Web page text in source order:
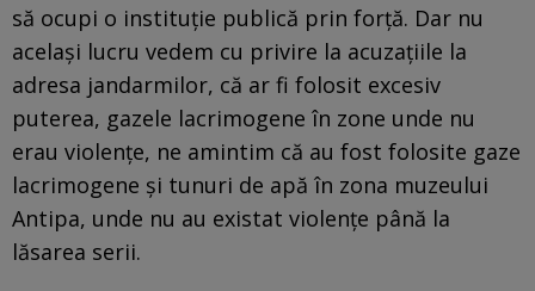
să ocupi o instituție publică prin forță. Dar nu
același lucru vedem cu privire la acuzațiile la
adresa jandarmilor, că ar fi folosit excesiv
puterea, gazele lacrimogene în zone unde nu
erau violențe, ne amintim că au fost folosite gaze
lacrimogene și tunuri de apă în zona muzeului
Antipa, unde nu au existat violențe până la
lăsarea serii.